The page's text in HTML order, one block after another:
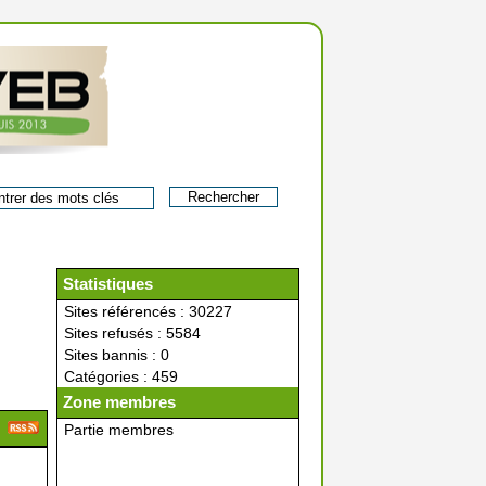
Statistiques
Sites référencés : 30227
Sites refusés : 5584
Sites bannis : 0
Catégories : 459
Zone membres
Partie membres